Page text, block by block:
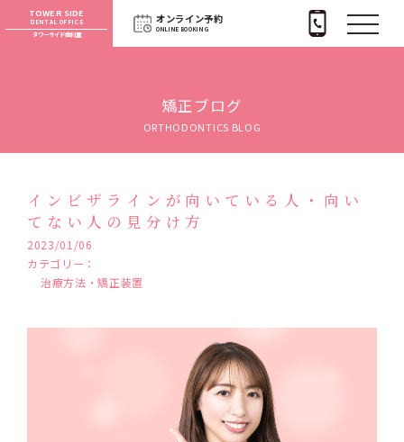
TOWER SIDE
DENTAL OFFICE
タワーサイド歯科室
オンライン予約
ONLINE BOOKING
矯正ブログ
ORTHODONTICS BLOG
インビザラインが向いている人・向い
てない人の見分け方
2023/01/06
カテゴリー：
治療方法・矯正装置